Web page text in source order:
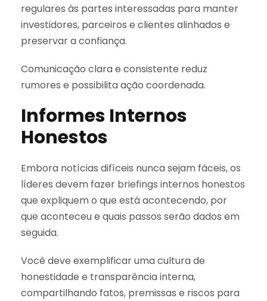
regulares às partes interessadas para manter
investidores, parceiros e clientes alinhados e
preservar a confiança.
Comunicação clara e consistente reduz
rumores e possibilita ação coordenada.
Informes Internos
Honestos
Embora notícias difíceis nunca sejam fáceis, os
líderes devem fazer briefings internos honestos
que expliquem o que está acontecendo, por
que aconteceu e quais passos serão dados em
seguida.
Você deve exemplificar uma cultura de
honestidade e transparência interna,
compartilhando fatos, premissas e riscos para